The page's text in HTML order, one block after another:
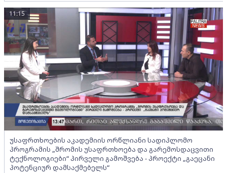
უსაფრთხოების აკადემიის ორწლიანი სადიპლომო
პროგრამის „შრომის უსაფრთხოება და გარემოსდაცვითი
ტექნოლოგიები“ პირველი გამოშვება - პროექტი „გაეცანი
პოტენციურ დამსაქმებელს“
11:15